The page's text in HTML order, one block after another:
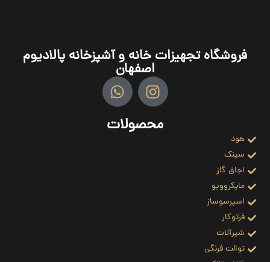
فروشگاه تجهیزات خانه و آشپزخانه پالادیوم
اصفهان
محصولات
هود
سینک
اجاق گاز
مایکروویو
اسپرسوساز
فرتوکار
شیرآلات
توالت فرنگی